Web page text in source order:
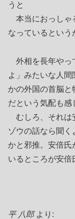
うと
本当におっしゃ
なっているという
外相を長年やっ
よ」みたいな人間
かの外国の首脳と
だという気配も感
むしろ、それは
ゾウの話なら聞く
かと邪推。安倍氏
いるところが安倍
平 八郎 より: